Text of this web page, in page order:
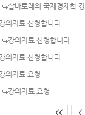
살바토레의 국제경제학
강의자료 신청합니다.
강의자료 신청합니다.
강의자료 신청합니다.
강의자료 요청
강의자료 요청
<< <